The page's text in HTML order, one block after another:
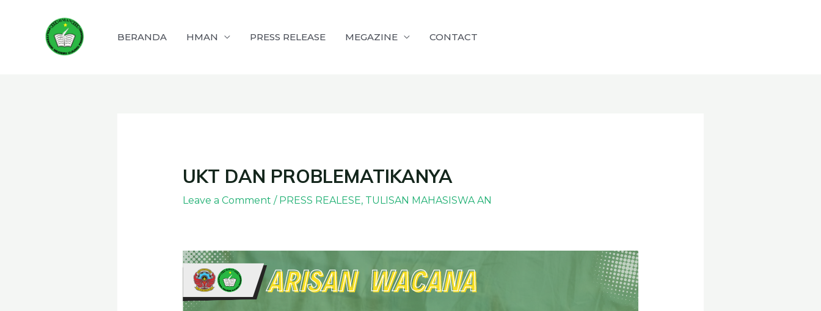
BERANDA HMAN PRESS RELEASE MEGAZINE CONTACT
UKT DAN PROBLEMATIKANYA
Leave a Comment / PRESS REALESE, TULISAN MAHASISWA AN